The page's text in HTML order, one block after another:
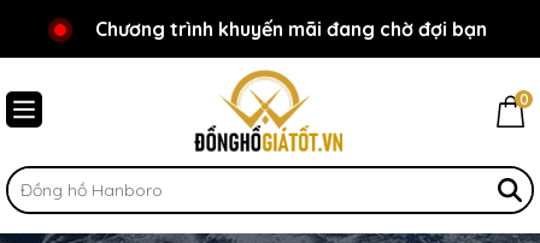
Chào mừng bạn đến với Đồnghồgiátốt.vn!
Chương trình khuyến mãi đang chờ đợi bạn
0